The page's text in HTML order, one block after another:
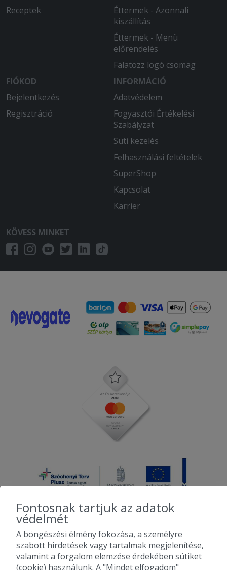
Receptek
Éttermek - Azonnali
kiszállítás
Éttermek - Menü
előrendelés
Falatozz logó csomag
FIÓKOD
Bejelentkezés
Regisztráció
INFORMÁCIÓ
Adatvédelem
Fogyasztói Értékelési
Szabályzat
Süti kezelés
Felhasználási feltételek
SuperShop
Kapcsolat
Karrier
KÖVESS MINKET
2010-2026 Copyright - Falatozz.hu - Diston-line Kft.
Pizza, gyros, hamburger, menük kedvező áron, egy helyen az összes
Fontosnak tartjuk az adatok
védelmét
A böngészési élmény fokozása, a személyre
szabott hirdetések vagy tartalmak megjelenítése,
valamint a forgalom elemzése érdekében sütiket
(cookie) használunk. A "Mindet elfogadom"